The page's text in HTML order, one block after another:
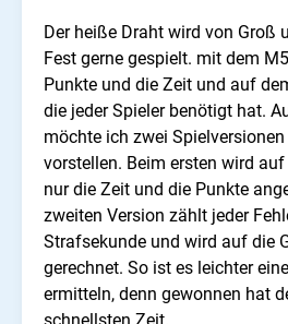
Der heiße Draht wird von Groß
Fest gerne gespielt. mit dem
Punkte und die Zeit und auf
die jeder Spieler benötigt hat.
möchte ich zwei
vorstellen. Beim ersten wird
nur die Zeit und die Punkte
zweiten Version zählt jeder
Strafsekunde und wird auf die
gerechnet. So ist es leichter
ermitteln, denn gewonnen hat